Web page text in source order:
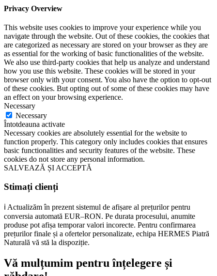
Privacy Overview
This website uses cookies to improve your experience while you
navigate through the website. Out of these cookies, the cookies that
are categorized as necessary are stored on your browser as they are
as essential for the working of basic functionalities of the website.
We also use third-party cookies that help us analyze and understand
how you use this website. These cookies will be stored in your
browser only with your consent. You also have the option to opt-out
of these cookies. But opting out of some of these cookies may have
an effect on your browsing experience.
Necessary
Necessary
Întotdeauna activate
Necessary cookies are absolutely essential for the website to
function properly. This category only includes cookies that ensures
basic functionalities and security features of the website. These
cookies do not store any personal information.
SALVEAZĂ ȘI ACCEPTĂ
Stimați clienți
ℹ️ Actualizăm în prezent sistemul de afișare al prețurilor pentru
conversia automată EUR–RON. Pe durata procesului, anumite
produse pot afișa temporar valori incorecte. Pentru confirmarea
prețurilor finale și a ofertelor personalizate, echipa HERMES Piatră
Naturală vă stă la dispoziție.
Vă mulțumim pentru înțelegere și